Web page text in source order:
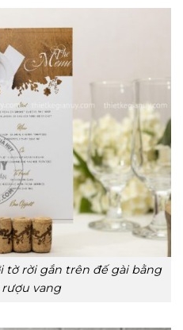
tờ rời gắn trên đế gài bằng
vang